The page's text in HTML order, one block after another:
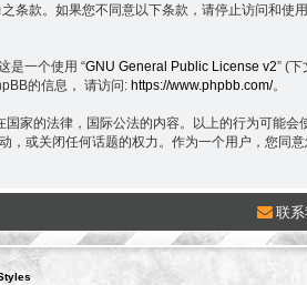
条款。如果您不同意以下条款，请停止访问和
是一个使用 “GNU General Public License v2” (
的信息， 请访问: https://www.phpbb.com/。
家的法律，国际公法的内容。以上的行为可能
或关闭任何话题的权力。作为一个用户，您同
联